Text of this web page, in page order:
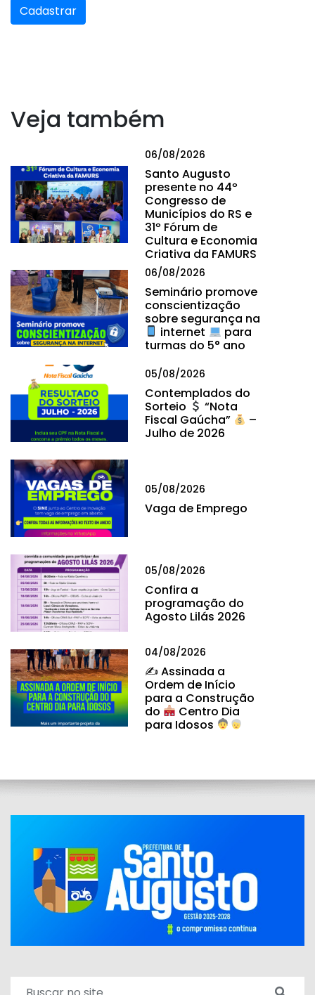
Cadastrar
Veja também
06/08/2026
Santo Augusto
presente no 44º
Congresso de
Municípios do RS e
31º Fórum de
Cultura e Economia
Criativa da FAMURS
06/08/2026
Seminário promove
conscientização
sobre segurança na
internet
para
turmas do 5° ano
05/08/2026
Contemplados do
Sorteio
“Nota
Fiscal Gaúcha”
–
Julho de 2026
05/08/2026
Vaga de Emprego
05/08/2026
Confira a
programação do
Agosto Lilás 2026
04/08/2026
✍ Assinada a
Ordem de Início
para a Construção
do
Centro Dia
para Idosos